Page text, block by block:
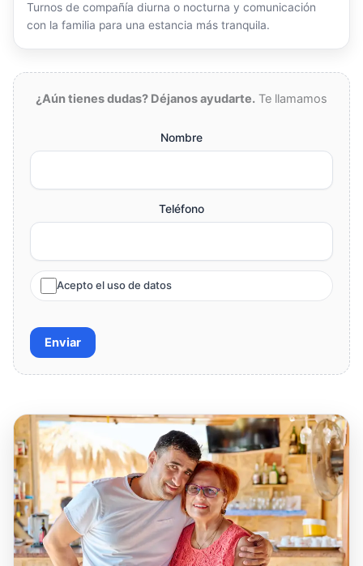
Turnos de compañía diurna o nocturna y comunicación
con la familia para una estancia más tranquila.
¿Aún tienes dudas? Déjanos ayudarte. Te llamamos
Nombre
Teléfono
Acepto el uso de datos
Enviar